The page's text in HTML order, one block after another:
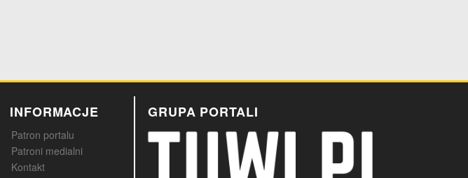
INFORMACJE
Patron portalu
Patroni medialni
Kontakt
GRUPA PORTALI